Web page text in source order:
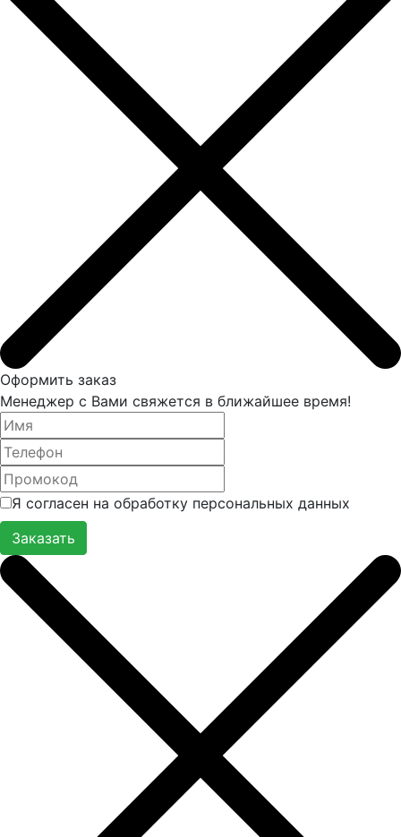
Оформить заказ
Менеджер с Вами свяжется в ближайшее время!
Я согласен на обработку персональных данных
Заказать